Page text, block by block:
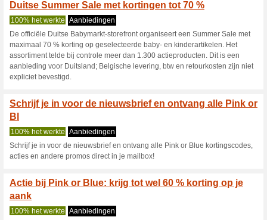
afrekenen.
20 % extra korting
Babymar
100% het werkte Coupon
20 % extra korting op een
kortingscode, Voer de code